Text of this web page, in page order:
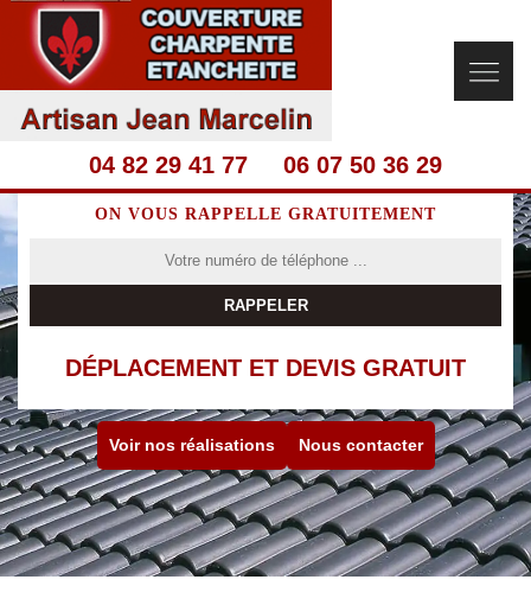
04 82 29 41 77 06 07 50 36 29
ON VOUS RAPPELLE GRATUITEMENT
DÉPLACEMENT ET DEVIS GRATUIT
Voir nos réalisations Nous contacter